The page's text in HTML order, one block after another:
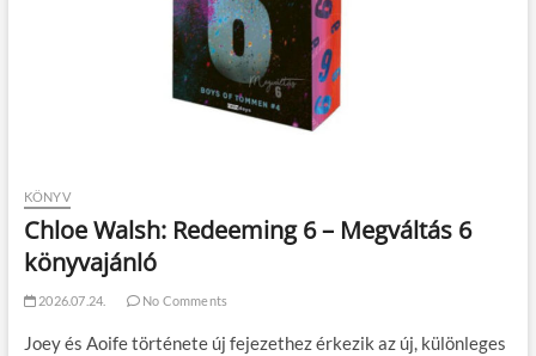
KÖNYV
Chloe Walsh: Redeeming 6 – Megváltás 6
könyvajánló
2026.07.24. No Comments
Joey és Aoife története új fejezethez érkezik az új, különleges